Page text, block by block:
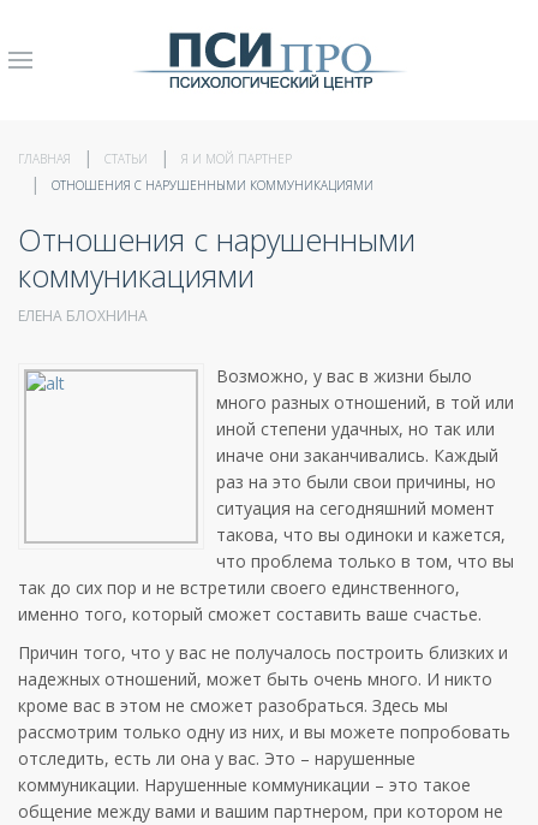
ГЛАВНАЯ СТАТЬИ
Я И МОЙ ПАРТНЕР
ОТНОШЕНИЯ С НАРУШЕННЫМИ КОММУНИКАЦИЯМИ
Отношения с нарушенными
коммуникациями
ЕЛЕНА БЛОХНИНА
Возможно, у вас в жизни было
много разных отношений, в той или
иной степени удачных, но так или
иначе они заканчивались. Каждый
раз на это были свои причины, но
ситуация на сегодняшний момент
такова, что вы одиноки и кажется,
что проблема только в том, что вы
так до сих пор и не встретили своего единственного,
именно того, который сможет составить ваше счастье.
Причин того, что у вас не получалось построить близких и
надежных отношений, может быть очень много. И никто
кроме вас в этом не сможет разобраться. Здесь мы
рассмотрим только одну из них, и вы можете попробовать
отследить, есть ли она у вас. Это – нарушенные
коммуникации. Нарушенные коммуникации – это такое
общение между вами и вашим партнером, при котором не